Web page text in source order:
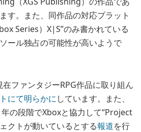
す。また、同作品の対応プラット
Series）X|S”のみ書かれている
ール独占の可能性が高いようで
ファンタジーRPG作品に取り組ん
にて明らかにしています。また、
の段階でXboxと協力して“Project
クトが動いているとする報道を行